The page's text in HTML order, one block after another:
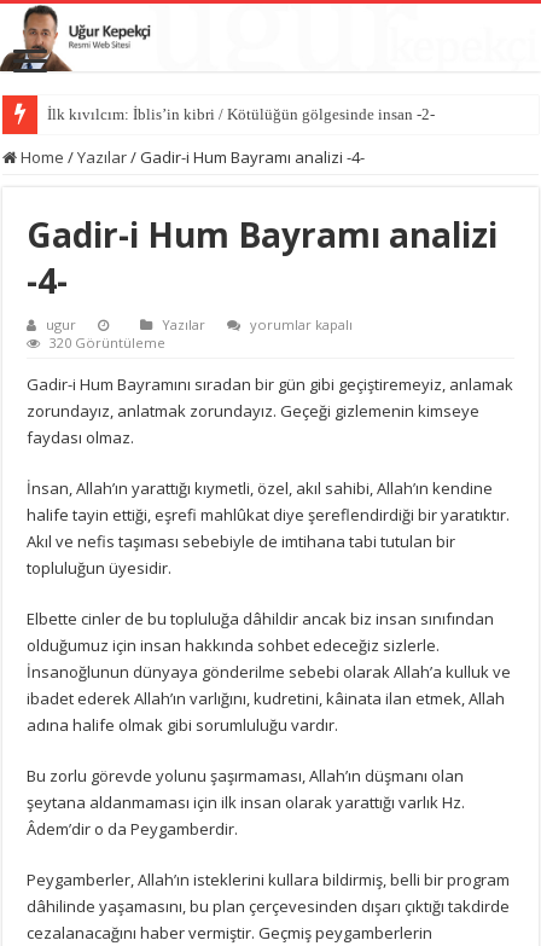
Kötülüğün anatomisi / Kötülüğün gölgesinde insan -1-
Home /Yazılar/Gadir-i Hum Bayramı analizi -4-
Gadir-i Hum Bayramı analizi
-4-
ugur Yazılar
Gadir-
Bayramı
analizi
-4-
yorumlar kapalı
320 Görüntüleme
Gadir-i Hum Bayramını sıradan bir gün gibi geçiştiremeyiz, anlamak
zorundayız, anlatmak zorundayız. Geçeği gizlemenin kimseye
faydası olmaz.
İnsan, Allah’ın yarattığı kıymetli, özel, akıl sahibi, Allah’ın kendine
halife tayin ettiği, eşrefi mahlûkat diye şereflendirdiği bir yaratıktır.
Akıl ve nefis taşıması sebebiyle de imtihana tabi tutulan bir
topluluğun üyesidir.
Elbette cinler de bu topluluğa dâhildir ancak biz insan sınıfından
olduğumuz için insan hakkında sohbet edeceğiz sizlerle.
İnsanoğlunun dünyaya gönderilme sebebi olarak Allah’a kulluk ve
ibadet ederek Allah’ın varlığını, kudretini, kâinata ilan etmek, Allah
adına halife olmak gibi sorumluluğu vardır.
Bu zorlu görevde yolunu şaşırmaması, Allah’ın düşmanı olan
şeytana aldanmaması için ilk insan olarak yarattığı varlık Hz.
Âdem’dir o da Peygamberdir.
Peygamberler, Allah’ın isteklerini kullara bildirmiş, belli bir program
dâhilinde yaşamasını, bu plan çerçevesinden dışarı çıktığı takdirde
cezalanacağını haber vermiştir. Geçmiş peygamberlerin